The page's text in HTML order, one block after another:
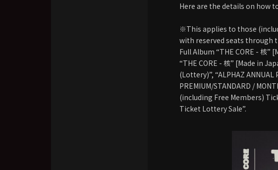
Here are the details on how
※This applies to those
with reserved seats through
Full Album “THE CORE - 核
“THE CORE - 核” [Made in
(Lottery)”, “ALPHAZ
PREMIUM/STANDARD /
(including Free Members)
Ticket Lottery Sale”.